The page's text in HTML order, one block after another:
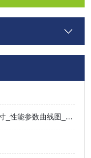
50ZX20-30自吸水泵外形安装尺寸_性能参数曲线图_价格